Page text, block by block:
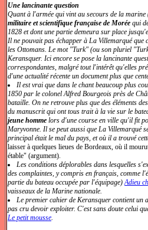
Une lancinante question
Quant à l'armée qui vint au secours de la
militaire et scientifique française de Morée qui
1828 et dont une partie demeura sur place
Il ne pouvait pas échapper à La Villemarqué
les Ottomans. Le mot "Turk" (ou son pluriel
Keransquer. Ici encore se pose la lancinante
correspondantes, malgré tout l'intérêt qu'elles
d'une actualité récente un document plus que
Il est vrai que dans le chant beaucoup plus
1850 par le colonel Alfred Bourgeois près de
bataille. On ne retrouve plus que des éléments
du manuscrit qui ont tous trait à la vie sur le
jeune homme lors d'une course en ville qu'il fit
Maryvonne. Il se peut aussi que La Villemarqué
principal était le mal du pays, et où il a trouvé
laisser à quelques lieues de Bordeaux, où il
étable" (argument).
Les conditions déplorables dans lesquelles
des complaintes, y compris en français, comme
partie du bateau occupée par l'équipage) Adieu
vaisseaux de la Marine nationale.
Le premier cahier de Keransquer contient un
pas cru devoir exploiter. C'est sans doute celui
Le petit mousse